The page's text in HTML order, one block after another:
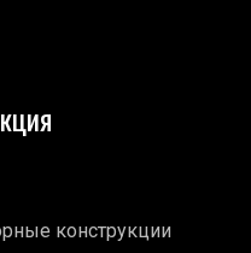
конструкции